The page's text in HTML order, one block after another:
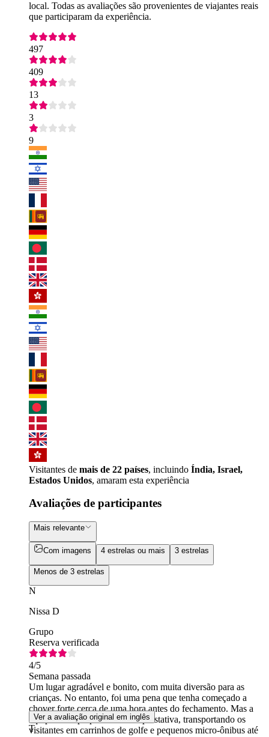
local. Todas as avaliações são provenientes de viajantes reais
que participaram da experiência.
497
409
13
3
9
Visitantes de mais de 22 países, incluindo Índia, Israel,
Estados Unidos, amaram esta experiência
Avaliações de participantes
Mais relevante
Com imagens 4 estrelas ou mais 3 estrelas
Menos de 3 estrelas
N
Nissa D
Grupo
Reserva verificada
4/5
Semana passada
Um lugar agradável e bonito, com muita diversão para as
crianças. No entanto, foi uma pena que tenha começado a
chover forte cerca de uma hora antes do fechamento. Mas a
equipe foi superprofissional e prestativa, transportando os
visitantes em carrinhos de golfe e pequenos micro-ônibus até
Ver a avaliação original em inglês
T